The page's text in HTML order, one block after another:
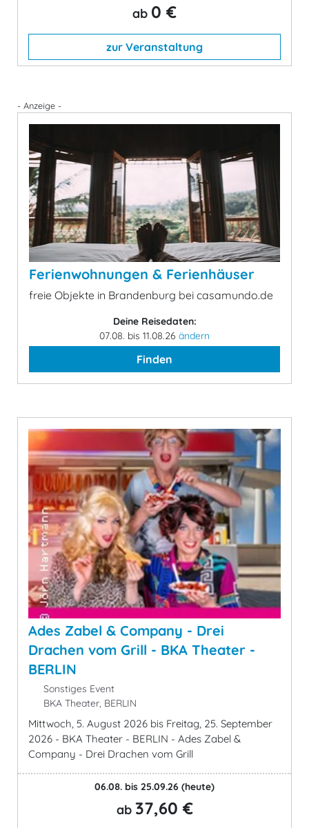
ab 0 €
zur Veranstaltung
- Anzeige -
Ferienwohnungen & Ferienhäuser
freie Objekte in Brandenburg bei casamundo.de
Deine Reisedaten:
07.08. bis 11.08.26 ändern
Finden
Ades Zabel & Company - Drei
Drachen vom Grill - BKA Theater -
BERLIN
Sonstiges Event
BKA Theater, BERLIN
Mittwoch, 5. August 2026 bis Freitag, 25. September
2026 - BKA Theater - BERLIN - Ades Zabel &
Company - Drei Drachen vom Grill
06.08. bis 25.09.26 (heute)
ab 37,60 €